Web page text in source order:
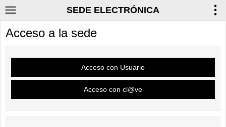
SEDE ELECTRÓNICA
Acceso a la sede